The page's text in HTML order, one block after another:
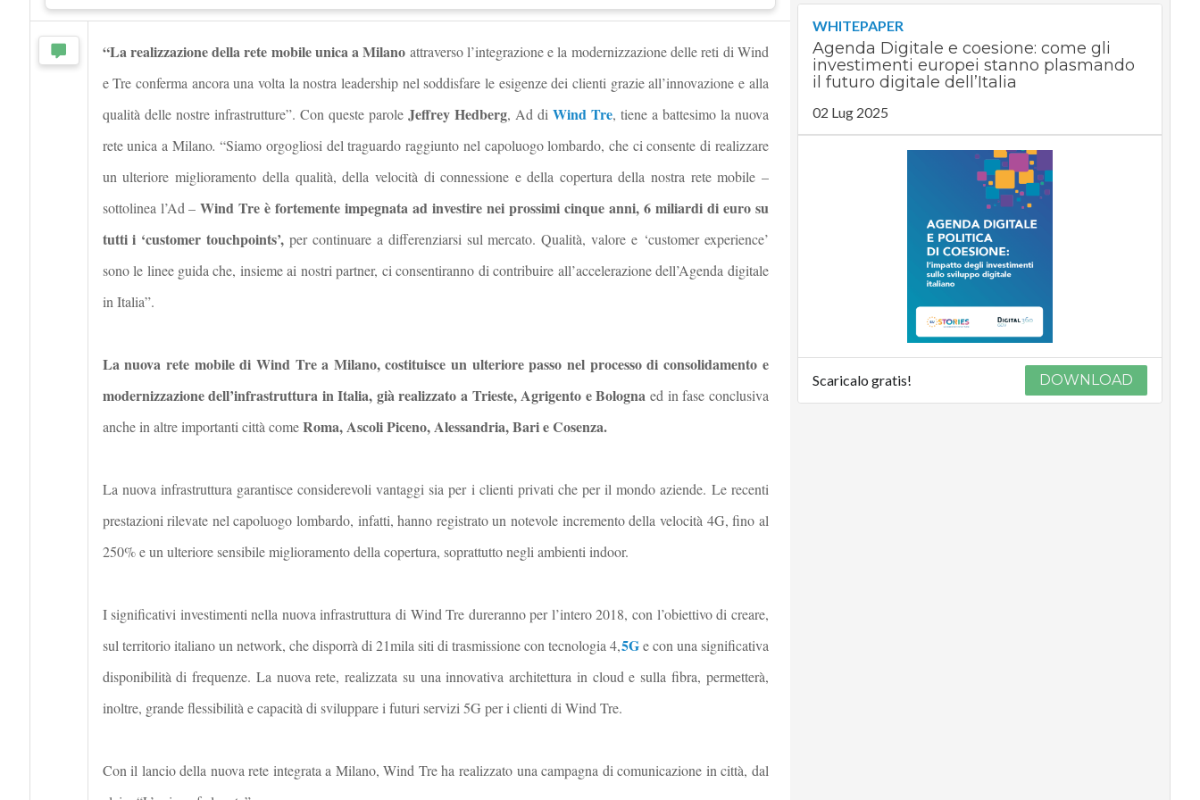
“La realizzazione della rete mobile unica a Milano attraverso l’integrazione e la modernizzazione delle reti di Wind
e Tre conferma ancora una volta la nostra leadership nel soddisfare le esigenze dei clienti grazie all’innovazione e alla
qualità delle nostre infrastrutture”. Con queste parole Jeffrey Hedberg, Ad di Wind Tre, tiene a battesimo la nuova
rete unica a Milano.“Siamo orgogliosi del traguardo raggiunto nel capoluogo lombardo, che ci consente di realizzare
un ulteriore miglioramento della qualità, della velocità di connessione e della copertura della nostra rete mobile –
sottolinea l’Ad –Wind Tre è fortemente impegnata ad investire nei prossimi cinque anni, 6 miliardidi euro su
tutti i ‘customer touchpoints’, per continuare a differenziarsi sul mercato. Qualità, valore e ‘customer experience’
sono le linee guida che, insieme ai nostri partner, ci consentiranno di contribuire all’accelerazione dell’Agenda digitale
in Italia”.
La nuova rete mobile di Wind Tre a Milano, costituisce un ulteriore passo nel processo di consolidamento e
modernizzazione dell’infrastruttura in Italia, già realizzato a Trieste, Agrigento e Bologna ed in fase conclusiva
anche in altre importanti città comeRoma, Ascoli Piceno, Alessandria, Bari e Cosenza.
La nuova infrastruttura garantisce considerevoli vantaggi sia per i clienti privati che per il mondo aziende. Le recenti
prestazioni rilevate nel capoluogo lombardo, infatti, hanno registrato un notevole incremento della velocità 4G, fino al
250% e un ulteriore sensibile miglioramento della copertura, soprattutto negli ambienti indoor.
I significativi investimenti nella nuova infrastruttura di Wind Tre dureranno per l’intero 2018, con l’obiettivo di creare,
sul territorio italiano un network, che disporrà di 21mila siti di trasmissione con tecnologia 4,5Ge con una significativa
disponibilità di frequenze. La nuova rete, realizzata su una innovativa architettura in cloud e sulla fibra, permetterà,
inoltre, grande flessibilità e capacità di sviluppare i futuri servizi 5G per i clienti di Wind Tre.
Con il lancio della nuova rete integrata a Milano, Wind Tre ha realizzato una campagna di comunicazione in città, dal
WHITEPAPER
Agenda Digitale e coesione: come gli
investimenti europei stanno plasmando
il futuro digitale dell’Italia
02 Lug 2025
Scaricalo gratis! DOWNLOAD